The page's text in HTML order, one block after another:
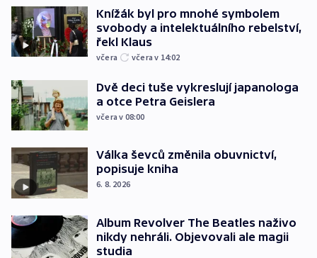
Knížák byl pro mnohé symbolem
svobody a intelektuálního rebelství,
řekl Klaus
včera včera v 14:02
Dvě deci tuše vykreslují japanologa
a otce Petra Geislera
včera v 08:00
Válka ševců změnila obuvnictví,
popisuje kniha
6. 8. 2026
Album Revolver The Beatles naživo
nikdy nehráli. Objevovali ale magii
studia